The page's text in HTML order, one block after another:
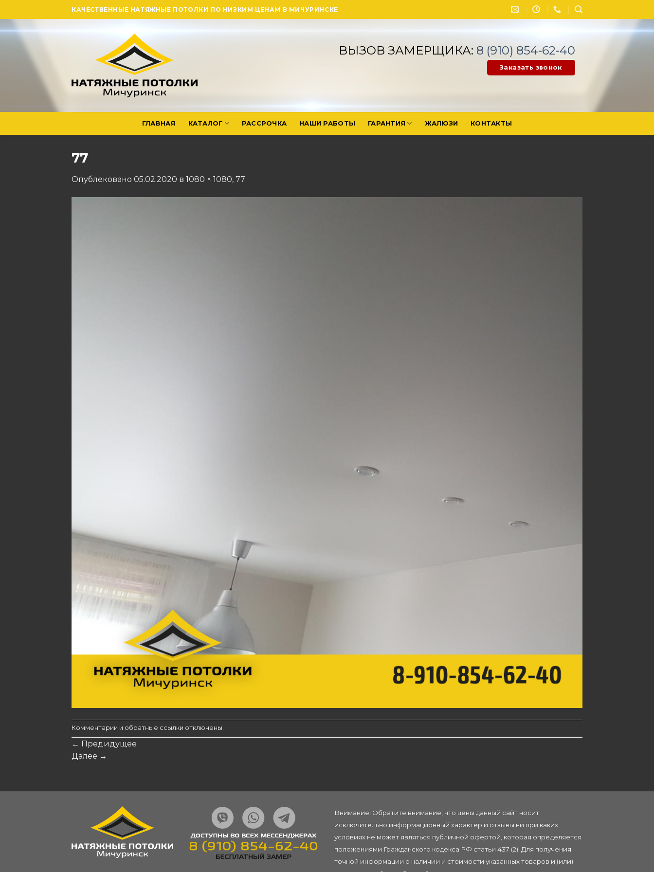
to
content
КАЧЕСТВЕННЫЕ НАТЯЖНЫЕ ПОТОЛКИ ПО НИЗКИМ ЦЕНАМ В МИЧУРИНСКЕ
ВЫЗОВ ЗАМЕРЩИКА: 8 (910) 854-62-40
Заказать звонок
ГЛАВНАЯ КАТАЛОГ РАССРОЧКА НАШИ РАБОТЫ ГАРАНТИЯ ЖАЛЮЗИ КОНТАКТЫ
77
Опублековано 05.02.2020 в 1080 × 1080, 77
Комментарии и обратные ссылки отключены.
← Предидущее
Далее →
Внимание! Обратите внимание, что цены данный сайт носит
исключительно информационный характер и отзывы ни при каких
условиях не может являться публичной офертой, которая определяется
положениями Гражданского кодекса РФ статьи 437 (2). Для получения
точной информации о наличии и стоимости указанных товаров и (или)